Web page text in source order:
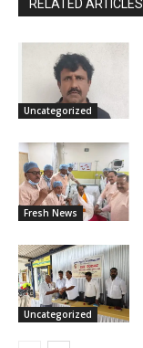
RELATED ARTICLES
Uncategorized
Fresh News
Uncategorized